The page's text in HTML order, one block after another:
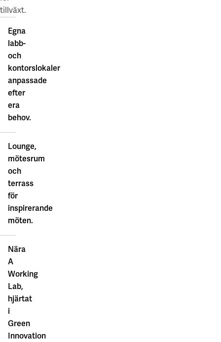
tillväxt.
Egna
labb-
och
kontorslokaler
anpassade
efter
era
behov.
Lounge,
mötesrum
och
terrass
för
inspirerande
möten.
Nära
A
Working
Lab,
hjärtat
i
Green
Innovation